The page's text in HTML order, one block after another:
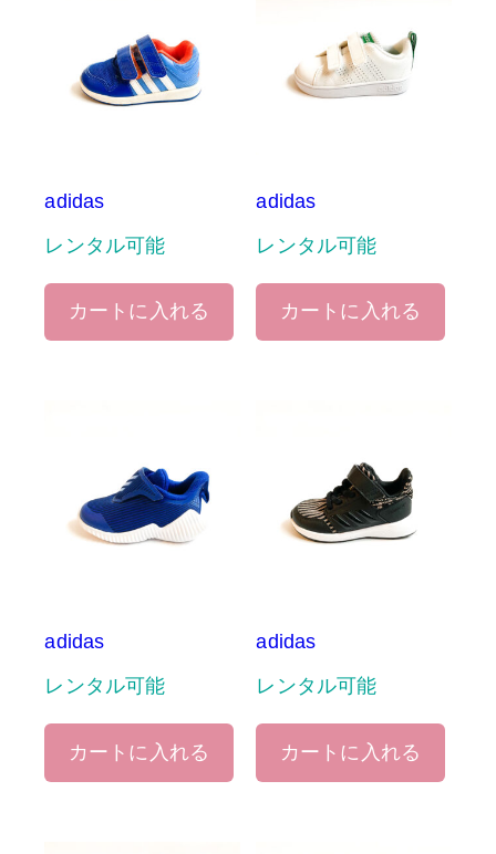
adidas
レンタル可能
カートに入れる
adidas
レンタル可能
カートに入れる
adidas
レンタル可能
カートに入れる
adidas
レンタル可能
カートに入れる